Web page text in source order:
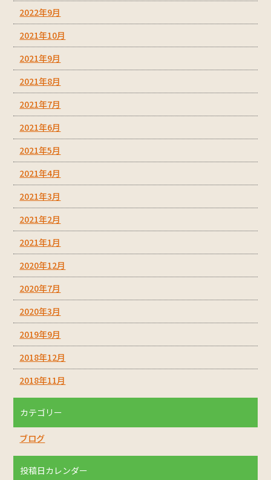
2022年9月
2021年10月
2021年9月
2021年8月
2021年7月
2021年6月
2021年5月
2021年4月
2021年3月
2021年2月
2021年1月
2020年12月
2020年7月
2020年3月
2019年9月
2018年12月
2018年11月
カテゴリー
ブログ
投稿日カレンダー